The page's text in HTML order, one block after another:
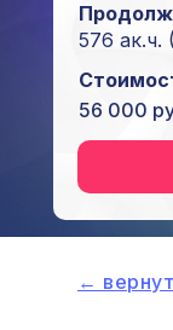
56 000
576 ак.ч.
←